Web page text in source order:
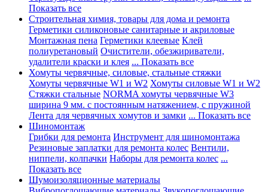
Показать все
Строительная химия, товары для дома и ремонта
Герметики силиконовые санитарные и акриловые
Монтажная пена Герметики клеевые Клей
полиуретановый Очистители, обезжириватели,
удалители краски и клея ... Показать все
Хомуты червячные, силовые, стальные стяжки
Хомуты червячные W1 и W2 Хомуты силовые W1 и W2
Стяжки стальные NORMA хомуты червячные W3
ширина 9 мм. с постоянным натяжением, с пружиной
Лента для червячных хомутов и замки ... Показать все
Шиномонтаж
Грибки для ремонта Инструмент для шиномонтажа
Резиновые заплатки для ремонта колес Вентили,
ниппели, колпачки Наборы для ремонта колес ...
Показать все
Шумоизоляционные материалы